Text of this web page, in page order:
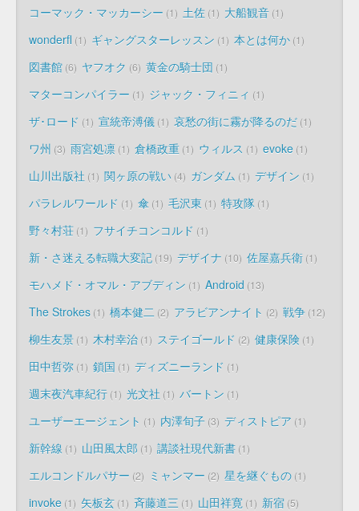
コーマック・マッカーシー 1 土佐 1 大船観音 1
wonderfl 1 ギャングスターレッスン 1 本とは何か 1
図書館 6 ヤフオク 6 黄金の騎士団 1
マターコンパイラー 1 ジャック・フィニィ 1
ザ･ロード 1 宣統帝溥儀 1 哀愁の街に霧が降るのだ 1
ワ州 3 雨宮処凛 1 倉橋政重 1 ウィルス 1 evoke 1
山川出版社 1 関ヶ原の戦い 4 ガンダム 1 デザイン 1
パラレルワールド 1 傘 1 毛沢東 1 特攻隊 1
野々村荘 1 フサイチコンコルド 1
新・さ迷える転職大変記 19 デザイナ 10 佐屋嘉兵衛 1
モハメド・オマル・アブディン 1 Android 13
The Strokes 1 橋本健二 2 アラビアンナイト 2 戦争 12
柳生友景 1 木村幸治 1 ステイゴールド 2 健康保険 1
田中哲弥 1 鎖国 1 ディズニーランド 1
週末夜汽車紀行 1 光文社 1 バートン 1
ユーザーエージェント 1 内澤旬子 3 ディストピア 1
新幹線 1 山田風太郎 1 講談社現代新書 1
エルコンドルパサー 2 ミャンマー 2 星を継ぐもの 1
invoke 1 矢板玄 1 斉藤道三 1 山田祥寛 1 新宿 5